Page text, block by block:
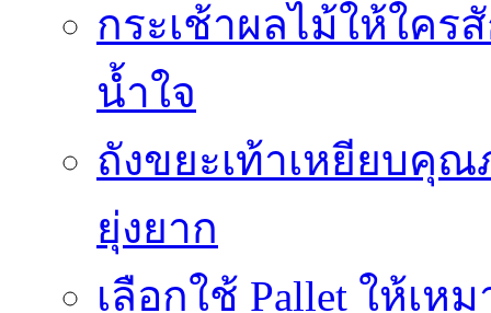
กระเช้าผลไม้ให้ใคร
น้ำใจ
ถังขยะเท้าเหยียบคุ
ยุ่งยาก
เลือกใช้ Pallet ให้เ